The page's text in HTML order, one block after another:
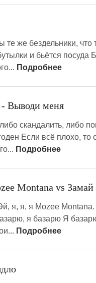
же бездельники, что
и бьётся
Подробнее
Выводи меня
скандалить, либо
Если всё плохо, то
Подробнее
Montana vs
я, я, я Mozee
я базарю Я
Подробнее